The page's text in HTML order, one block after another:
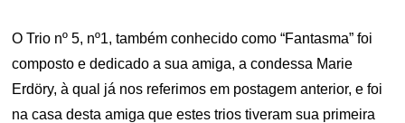
O Trio nº 5, nº1, também conhecido como “Fantasma” foi
composto e dedicado a sua amiga, a condessa Marie
Erdöry, à qual já nos referimos em postagem anterior, e foi
na casa desta amiga que estes trios tiveram sua primeira